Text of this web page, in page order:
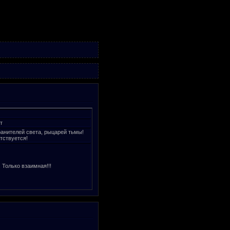
света, рыцарей тьмы!
взаимная!!!